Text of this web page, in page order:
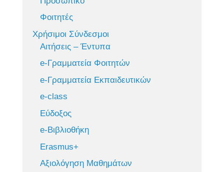
Φοιτητές
Χρήσιμοι Σύνδεσμοι
Αιτήσεις – Έντυπα
e-Γραμματεία Φοιτητών
e-Γραμματεία Εκπαιδευτικών
e-class
Εύδοξος
e-Βιβλιοθήκη
Erasmus+
Αξιολόγηση Μαθημάτων